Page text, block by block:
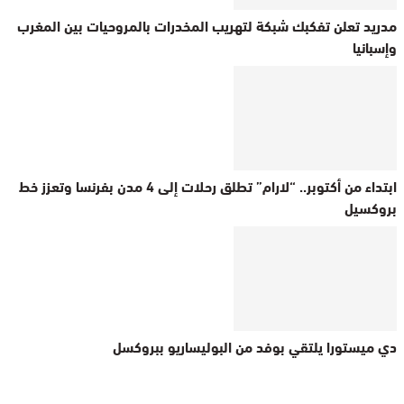
مدريد تعلن تفكبك شبكة لتهريب المخدرات بالمروحيات بين المغرب
وإسبانيا
ابتداء من أكتوبر.. “لارام” تطلق رحلات إلى 4 مدن بفرنسا وتعزز خط
بروكسيل
دي ميستورا يلتقي بوفد من البوليساريو ببروكسل